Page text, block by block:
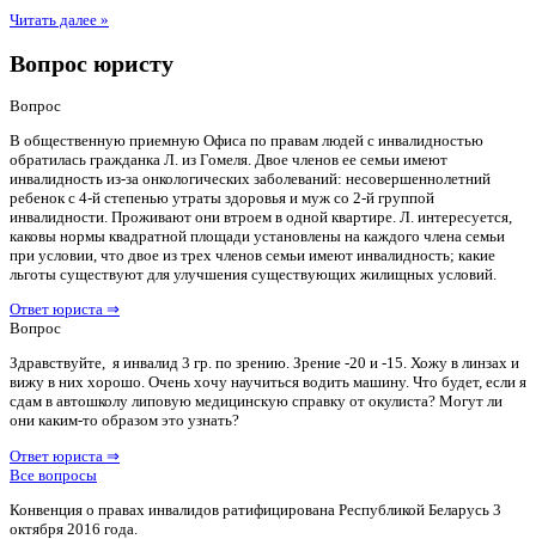
Читать далее »
Вопрос юристу
Вопрос
В общественную приемную Офиса по правам людей с инвалидностью
обратилась гражданка Л. из Гомеля. Двое членов ее семьи имеют
инвалидность из-за онкологических заболеваний: несовершеннолетний
ребенок с 4-й степенью утраты здоровья и муж со 2-й группой
инвалидности. Проживают они втроем в одной квартире. Л. интересуется,
каковы нормы квадратной площади установлены на каждого члена семьи
при условии, что двое из трех членов семьи имеют инвалидность; какие
льготы существуют для улучшения существующих жилищных условий.
Ответ юриста ⇒
Вопрос
Здравствуйте, я инвалид 3 гр. по зрению. Зрение -20 и -15. Хожу в линзах и
вижу в них хорошо. Очень хочу научиться водить машину. Что будет, если я
сдам в автошколу липовую медицинскую справку от окулиста? Могут ли
они каким-то образом это узнать?
Ответ юриста ⇒
Все вопросы
Конвенция о правах инвалидов ратифицирована Республикой Беларусь 3
октября 2016 года.